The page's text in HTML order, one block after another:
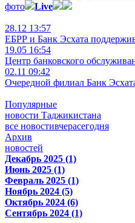
фото
Live
28.12 13:57
ЕБРР и Банк Эсхата
19.05 16:54
Центр банковского
02.11 09:42
Очередной филиал Банк
Популярные
новости Таджикистана
все новостивчерасегодня
Архив
новостей
Декабрь 2025 (1)
Июнь 2025 (1)
Февраль 2025 (1)
Ноябрь 2024 (5)
Октябрь 2024 (6)
Сентябрь 2024 (1)